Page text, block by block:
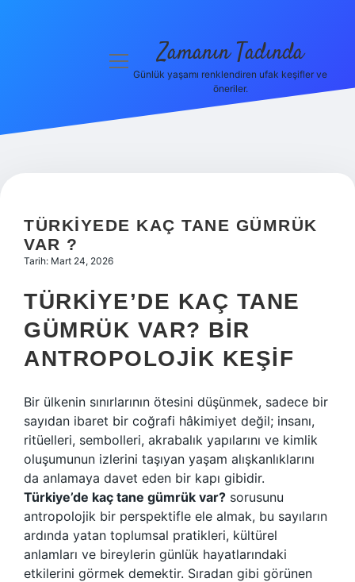
Hakkımızda
menüyüZamanın Tadında
Günlük yaşamı renklendiren ufak keşifler ve
öneriler.
TÜRKIYEDE KAÇ TANE GÜMRÜK
VAR ?
Tarih: Mart 24, 2026
TÜRKIYE’DE KAÇ TANE
GÜMRÜK VAR? BIR
ANTROPOLOJIK KEŞIF
Bir ülkenin sınırlarının ötesini düşünmek, sadece bir
sayıdan ibaret bir coğrafi hâkimiyet değil; insanı,
ritüelleri, sembolleri, akrabalık yapılarını ve kimlik
oluşumunun izlerini taşıyan yaşam alışkanlıklarını
da anlamaya davet eden bir kapı gibidir.
Türkiye’de kaç tane gümrük var? sorusunu
antropolojik bir perspektifle ele almak, bu sayıların
ardında yatan toplumsal pratikleri, kültürel
anlamları ve bireylerin günlük hayatlarındaki
etkilerini görmek demektir. Sıradan gibi görünen